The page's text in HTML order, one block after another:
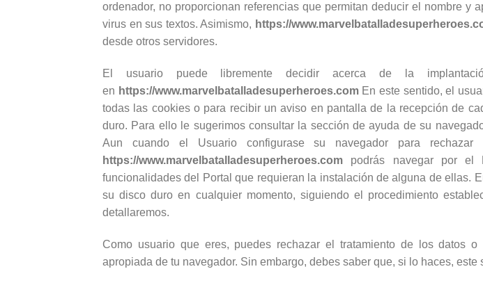
ordenador, no proporcionan referencias que permitan deducir el nombre
virus en sus textos. Asimismo, https://
desde otros servidores.
El usuario puede libremente decidir acerca de la
en https://www.marvelbatalladesuperheroes.comEn este sentido, el
todas las cookies o para recibir un aviso en pantalla de la recepción de
duro. Para ello le sugerimos consultar la sección de ayuda de su
Aun cuando el Usuario configurase su navegador para
https://www.marvelbatalladesuperheroes.com
podrás navegar por el
funcionalidades del Portal que requieran la instalación de alguna de ellas.
su disco duro en cualquier momento, siguiendo el procedimiento
detallaremos.
Como usuario que eres, puedes rechazar el tratamiento de los datos
apropiada de tu navegador. Sin embargo, debes saber que, si lo haces,